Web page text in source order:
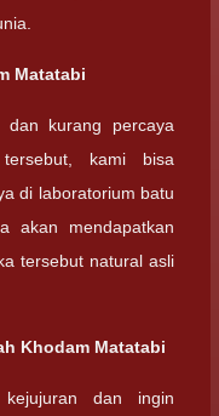
Matatabi
kurang percaya
kami bisa
di laboratorium batu
akan mendapatkan
tersebut natural asli
Khodam Matatabi
kejujuran dan ingin